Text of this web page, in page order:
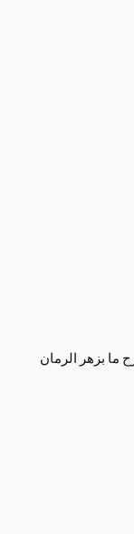
ما بزهر الرمان